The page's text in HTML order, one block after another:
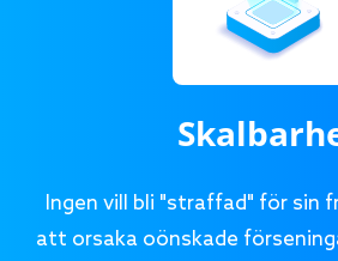
Ingen vill bli "straffad" för sin
att orsaka oönskade